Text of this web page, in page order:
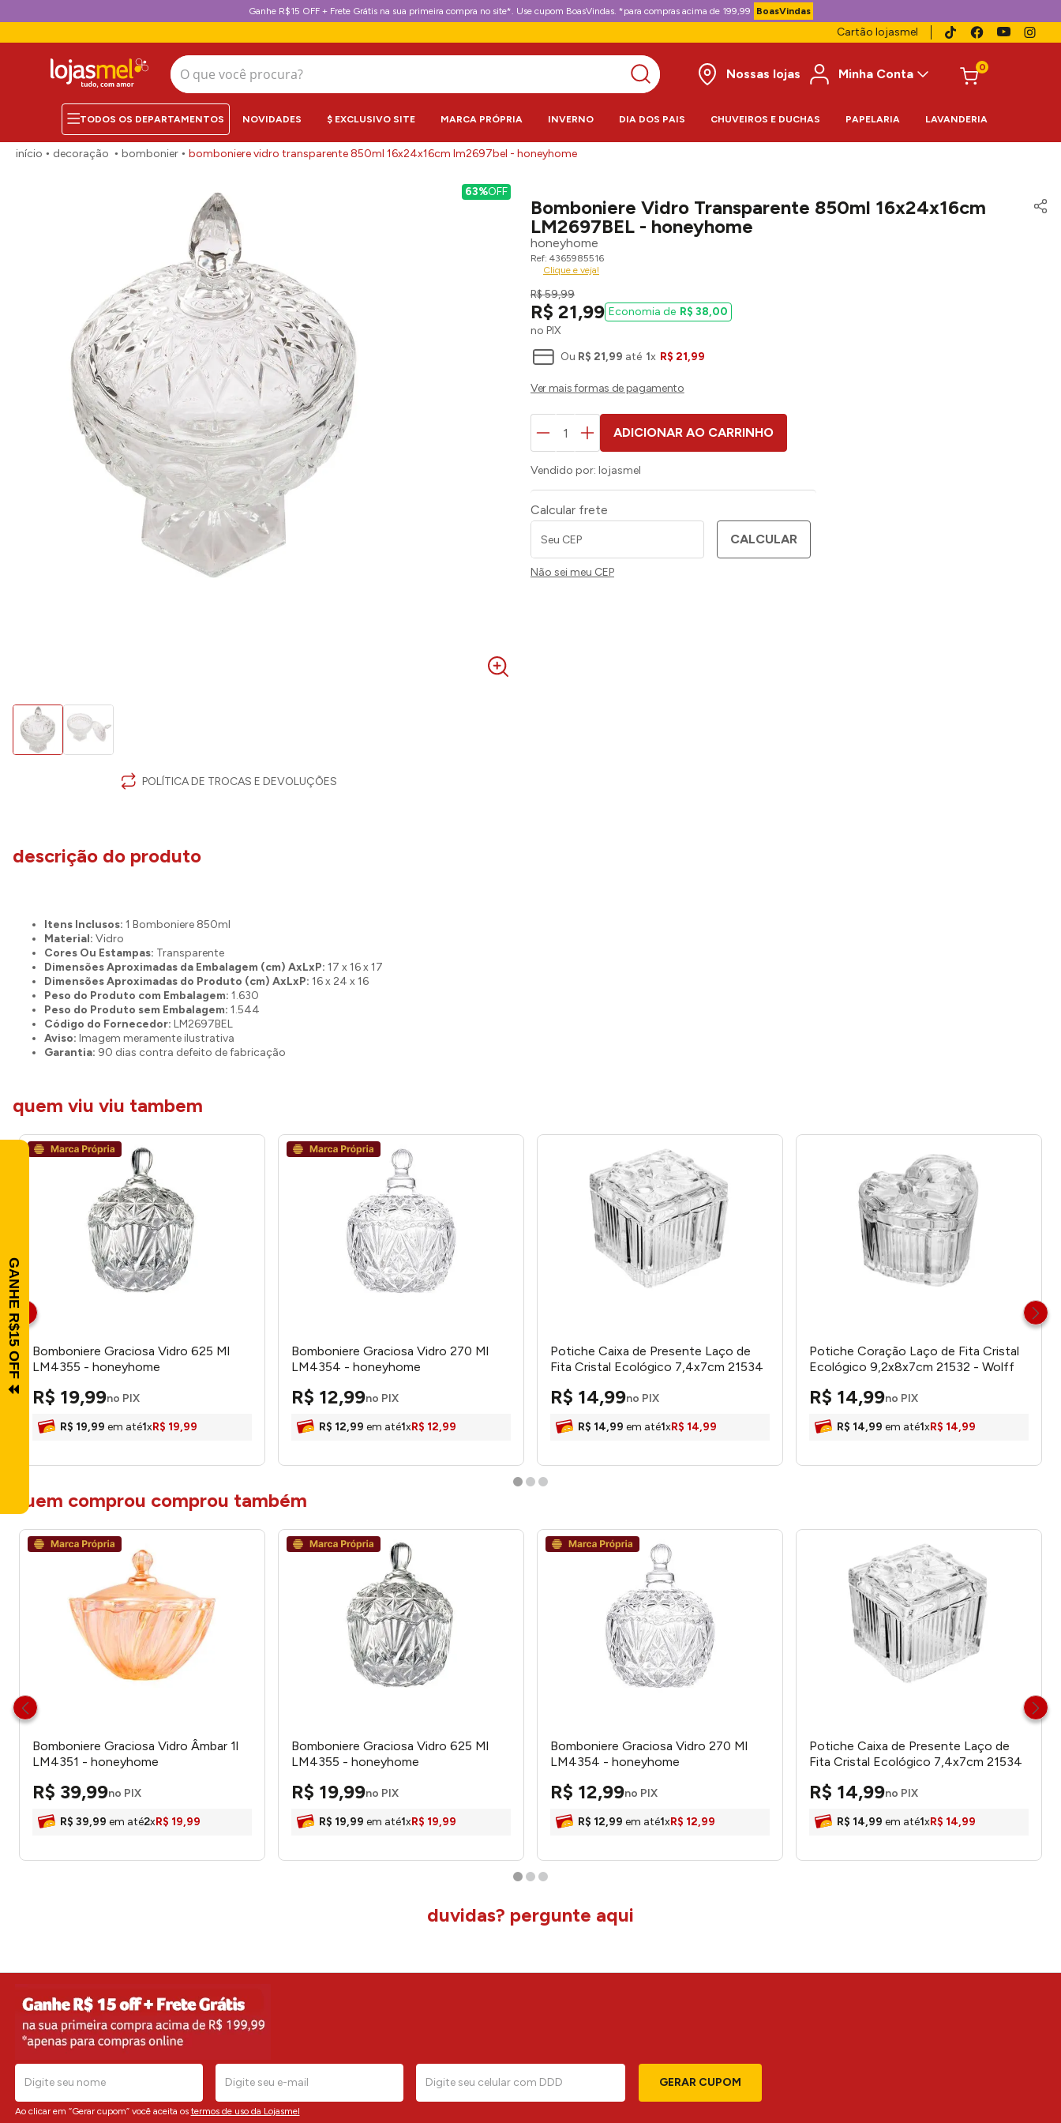
Ganhe R$15 OFF + Frete Grátis na sua primeira compra no site*. Use cupom BoasVindas. *para compras acima de 199,99 BoasVindas
Cartão lojasmel
O que você procura?
Nossas lojas
Minha Conta 0
NOVIDADES $ EXCLUSIVO SITE MARCA PRÓPRIA INVERNO DIA DOS PAIS CHUVEIROS E DUCHAS PAPELARIA LAVANDERIA
decoração bombonier bomboniere vidro transparente 850ml 16x24x16cm lm2697bel - honeyhome
63%OFF
POLÍTICA DE TROCAS E DEVOLUÇÕES
Bomboniere Vidro Transparente 850ml 16x24x16cm
LM2697BEL - honeyhome
honeyhome
4365985516
Clique e veja!
R$59,99
R$ 21,99
no PIX
R$ 38,00
Ou R$ 21,99 até 1x R$ 21,99
ADICIONAR AO CARRINHO
Vendido por: lojasmel
Calcular frete
CALCULAR
Não sei meu CEP
descrição do produto
Itens Inclusos: 1 Bomboniere 850ml
Material: Vidro
Cores Ou Estampas: Transparente
Dimensões Aproximadas da Embalagem (cm) AxLxP: 17 x 16 x 17
Dimensões Aproximadas do Produto (cm) AxLxP: 16 x 24 x 16
Peso do Produto com Embalagem: 1.630
Peso do Produto sem Embalagem: 1.544
Código do Fornecedor: LM2697BEL
Aviso: Imagem meramente ilustrativa
Garantia: 90 dias contra defeito de fabricação
quem viu viu tambem
Bomboniere Graciosa Vidro 625 Ml
LM4355 - honeyhome
R$ 19,99no PIX
R$ 19,99 em até1xR$ 19,99
Bomboniere Graciosa Vidro 270 Ml
LM4354 - honeyhome
R$ 12,99no PIX
R$ 12,99 em até1xR$ 12,99
Potiche Caixa de Presente Laço de
Fita Cristal Ecológico 7,4x7cm 21534
R$ 14,99no PIX
R$ 14,99 em até1xR$ 14,99
Potiche Coração Laço de Fita Cristal
Ecológico 9,2x8x7cm 21532 - Wolff
R$ 14,99no PIX
R$ 14,99 em até1xR$ 14,99
quem comprou comprou também
Bomboniere Graciosa Vidro Âmbar 1l
LM4351 - honeyhome
R$ 39,99no PIX
R$ 39,99 em até2xR$ 19,99
Bomboniere Graciosa Vidro 625 Ml
LM4355 - honeyhome
R$ 19,99no PIX
R$ 19,99 em até1xR$ 19,99
Bomboniere Graciosa Vidro 270 Ml
LM4354 - honeyhome
R$ 12,99no PIX
R$ 12,99 em até1xR$ 12,99
Potiche Caixa de Presente Laço de
Fita Cristal Ecológico 7,4x7cm 21534
R$ 14,99no PIX
R$ 14,99 em até1xR$ 14,99
duvidas? pergunte aqui
GERAR CUPOM
Ao clicar em “Gerar cupom” você aceita os termos de uso da Lojasmel